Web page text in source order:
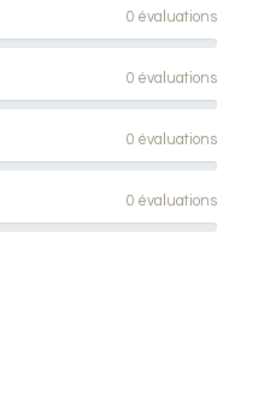
0 évaluations
0 évaluations
0 évaluations
0 évaluations